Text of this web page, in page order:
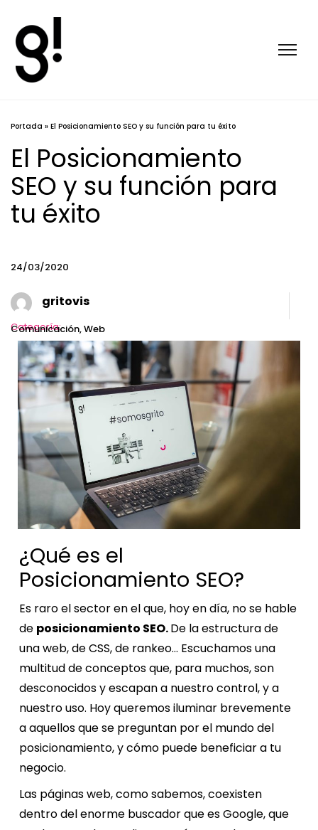
Portada » El Posicionamiento SEO y su función para tu éxito
El Posicionamiento
SEO y su función para
tu éxito
24/03/2020
gritovis
Categoría:
Comunicación,Web
¿Qué es el
Posicionamiento SEO?
Es raro el sector en el que, hoy en día, no se hable
de posicionamiento SEO.De la estructura de
una web, de CSS, de rankeo… Escuchamos una
multitud de conceptos que, para muchos, son
desconocidos y escapan a nuestro control, y a
nuestro uso. Hoy queremos iluminar brevemente
a aquellos que se preguntan por el mundo del
posicionamiento, y cómo puede beneficiar a tu
negocio.
Las páginas web, como sabemos, coexisten
dentro del enorme buscador que es Google, que